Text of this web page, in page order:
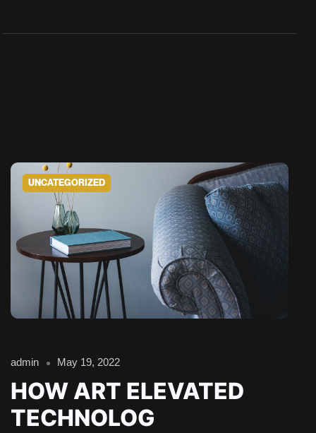
UNCATEGORIZED
admin May 19, 2022
HOW ART ELEVATED
TECHNOLOG